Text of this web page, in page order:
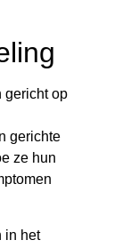
gericht op
gerichte
ze hun
in het